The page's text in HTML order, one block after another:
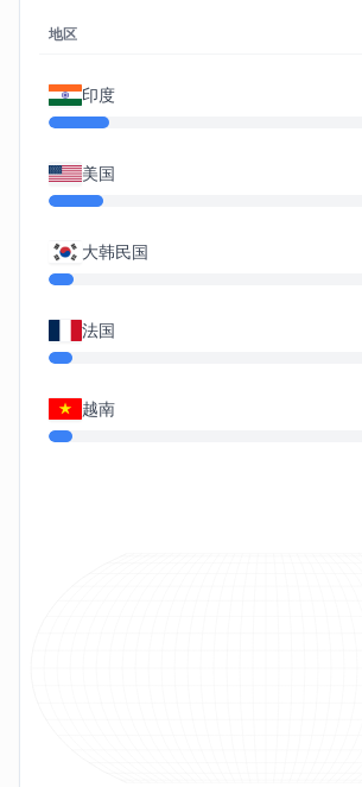
地区
印度
美国
大韩民国
法国
越南